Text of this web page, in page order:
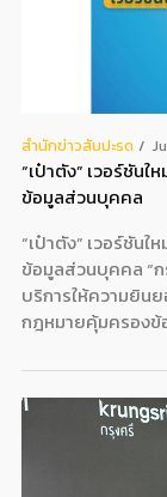
สํานักข่าวสับปะรด
“เป๋าตัง” เวอร์ชันใ
ข้อมูลส่วนบุคคล
“เป๋าตัง” เวอร์ชันใ
ข้อมูลส่วนบุคคล “ก
บริการให้ความยิน
กฎหมายคุ้มครองข้